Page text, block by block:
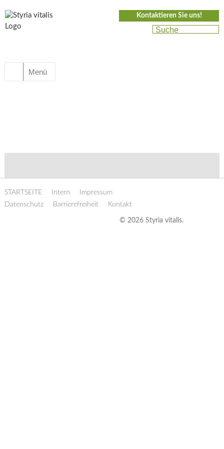
Kontaktieren Sie uns!
Menü
STARTSEITE Intern
Impressum
Datenschutz
Barrierefreiheit Kontakt
© 2026 Styria vitalis.